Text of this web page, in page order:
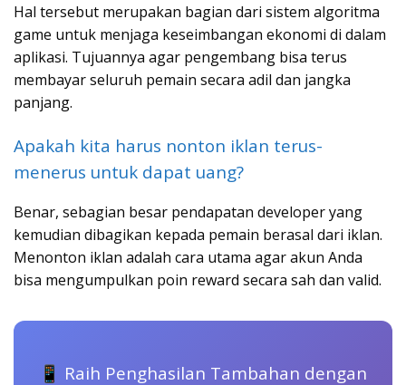
Hal tersebut merupakan bagian dari sistem algoritma
game untuk menjaga keseimbangan ekonomi di dalam
aplikasi. Tujuannya agar pengembang bisa terus
membayar seluruh pemain secara adil dan jangka
panjang.
Apakah kita harus nonton iklan terus-
menerus untuk dapat uang?
Benar, sebagian besar pendapatan developer yang
kemudian dibagikan kepada pemain berasal dari iklan.
Menonton iklan adalah cara utama agar akun Anda
bisa mengumpulkan poin reward secara sah dan valid.
📱 Raih Penghasilan Tambahan dengan